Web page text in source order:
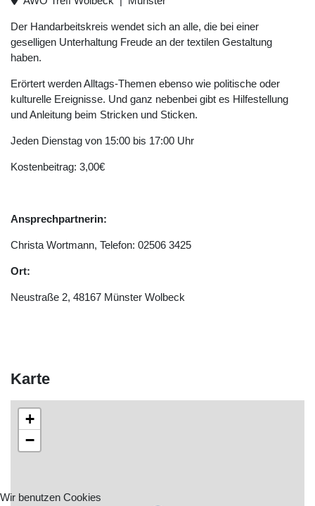
Der Handarbeitskreis wendet sich an alle, die bei einer
geselligen Unterhaltung Freude an der textilen Gestaltung
haben.
Erörtert werden Alltags-Themen ebenso wie politische oder
kulturelle Ereignisse. Und ganz nebenbei gibt es Hilfestellung
und Anleitung beim Stricken und Sticken.
Jeden Dienstag von 15:00 bis 17:00 Uhr
Kostenbeitrag: 3,00€
Ansprechpartnerin:
Christa Wortmann, Telefon: 02506 3425
Ort:
Neustraße 2, 48167 Münster Wolbeck
Karte
+
−
Wir benutzen Cookies